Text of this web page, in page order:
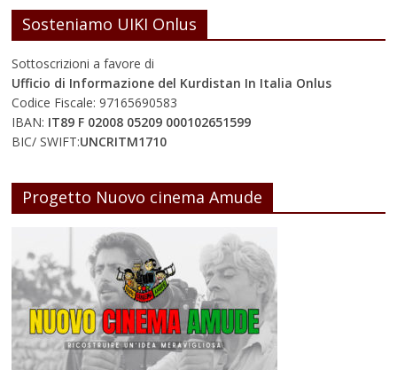
Sosteniamo UIKI Onlus
Sottoscrizioni a favore di
Ufficio di Informazione del Kurdistan In Italia Onlus
Codice Fiscale: 97165690583
IBAN: IT89 F 02008 05209 000102651599
BIC/ SWIFT:UNCRITM1710
Progetto Nuovo cinema Amude